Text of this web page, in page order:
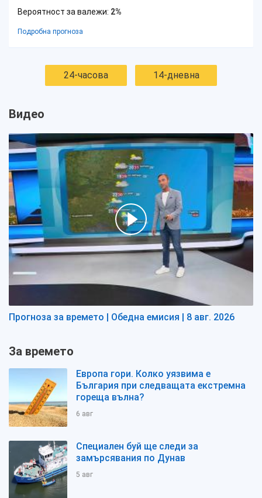
Вероятност за валежи: 2%
Подробна прогноза
24-часова 14-дневна
Видео
Прогноза за времето | Обедна емисия | 8 авг. 2026
За времето
Европа гори. Колко уязвима е
България при следващата екстремна
гореща вълна?
6 авг
Специален буй ще следи за
замърсявания по Дунав
5 авг